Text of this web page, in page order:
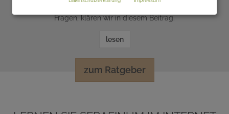
Fragen, klären wir in diesem Beitrag.
lesen
zum Ratgeber